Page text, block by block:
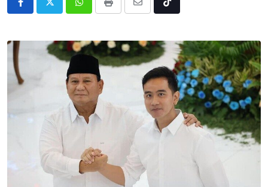
WhatsappPrint
Share
Tiktok